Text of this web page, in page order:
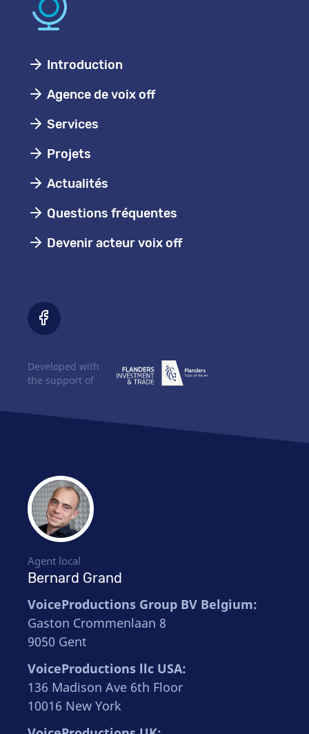
Introduction
Agence de voix off
Services
Projets
Actualités
Questions fréquentes
Devenir acteur voix off
Agent local
Bernard Grand
VoiceProductions Group BV Belgium:
Gaston Crommenlaan 8
9050 Gent
VoiceProductions llc USA:
136 Madison Ave 6th Floor
10016 New York
Developed with
the support of